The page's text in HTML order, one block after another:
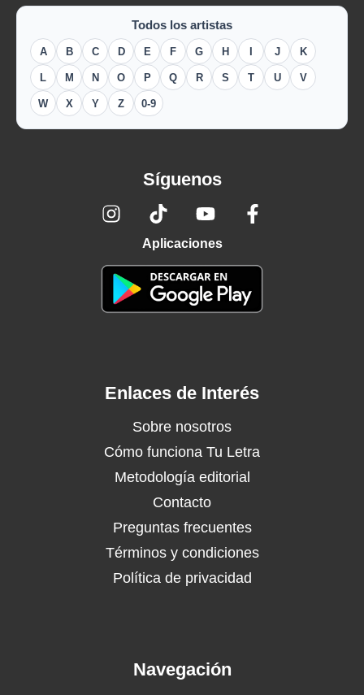
Todos los artistas
A B C D E F G H J K
L M N O P Q R S T U V
W X Y Z 0-9
Síguenos
Aplicaciones
Enlaces de Interés
Sobre nosotros
Cómo funciona Tu Letra
Metodología editorial
Contacto
Preguntas frecuentes
Términos y condiciones
Política de privacidad
Navegación